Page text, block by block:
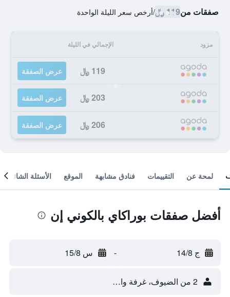
صفقات من119 ﷼ /أرخص سعر الليلة الواحدة
مزود الإجمالي في الليلة
119 ﷼ عرض الصفقة
203 ﷼ عرض الصفقة
206 ﷼ عرض الصفقة
لمحة عن التقييمات فنادق مشابهة الموقع الأسئلة الشائعة
أفضل صفقات بوراكاي بالكوني إن
ج 14/8 - س 15/8
2 من الضيوف، غرفة واحدة